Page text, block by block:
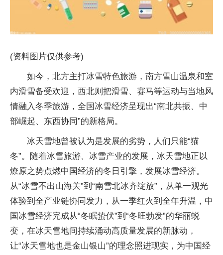
(资料图片仅供参考)
如今，北方主打冰雪特色旅游，南方雪山温泉和室
内滑雪备受欢迎，西北则把滑雪、赛马等运动与当地风
情融入冬季旅游，全国冰雪经济呈现出“南北共振、中
部崛起、东西协同”的新格局。
冰天雪地曾被认为是发展的劣势，人们只能“猫
冬”。随着冰雪旅游、冰雪产业的发展，冰天雪地正以
燎原之势点燃中国经济的冬日引擎，发展冰雪经济。
从“冰雪不出山海关”到“南雪北冰齐绽放”，从单一观光
体验到全产业链协同发力，从一季红火到全年升温，中
国冰雪经济完成从“冬眠蛰伏”到“冬旺勃发”的华丽蜕
变，在冰天雪地间持续涌动高质量发展的新脉动，
让“冰天雪地也是金山银山”的理念照进现实，为中国经